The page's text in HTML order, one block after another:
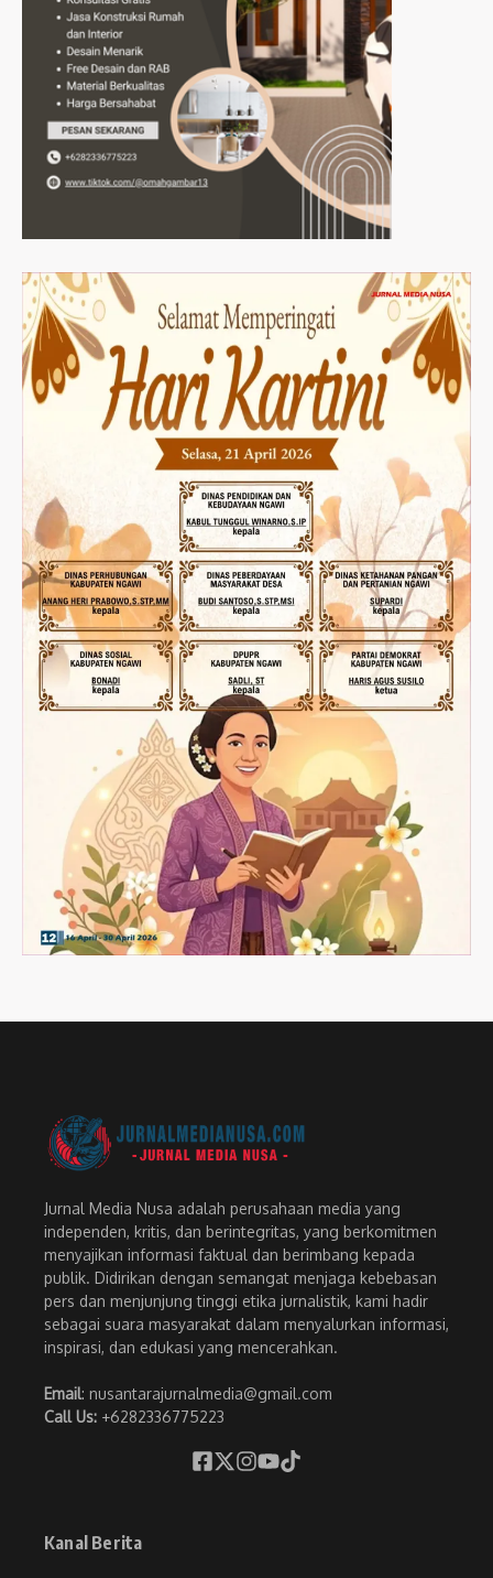
Jurnal Media Nusa adalah perusahaan media yang
independen, kritis, dan berintegritas, yang berkomitmen
menyajikan informasi faktual dan berimbang kepada
publik. Didirikan dengan semangat menjaga kebebasan
pers dan menjunjung tinggi etika jurnalistik, kami hadir
sebagai suara masyarakat dalam menyalurkan informasi,
inspirasi, dan edukasi yang mencerahkan.
Email: nusantarajurnalmedia@gmail.com
Call Us: +6282336775223
Kanal Berita